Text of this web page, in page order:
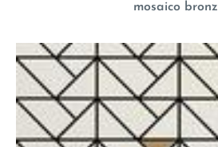
mosaico